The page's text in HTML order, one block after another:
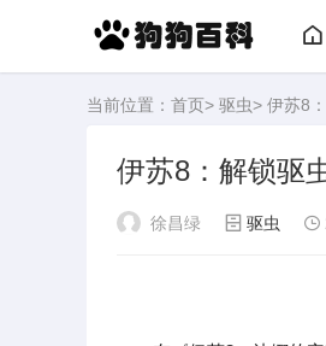
当前位置： 首页> 驱虫> 伊苏8
伊苏8：解锁驱
徐昌绿 驱虫